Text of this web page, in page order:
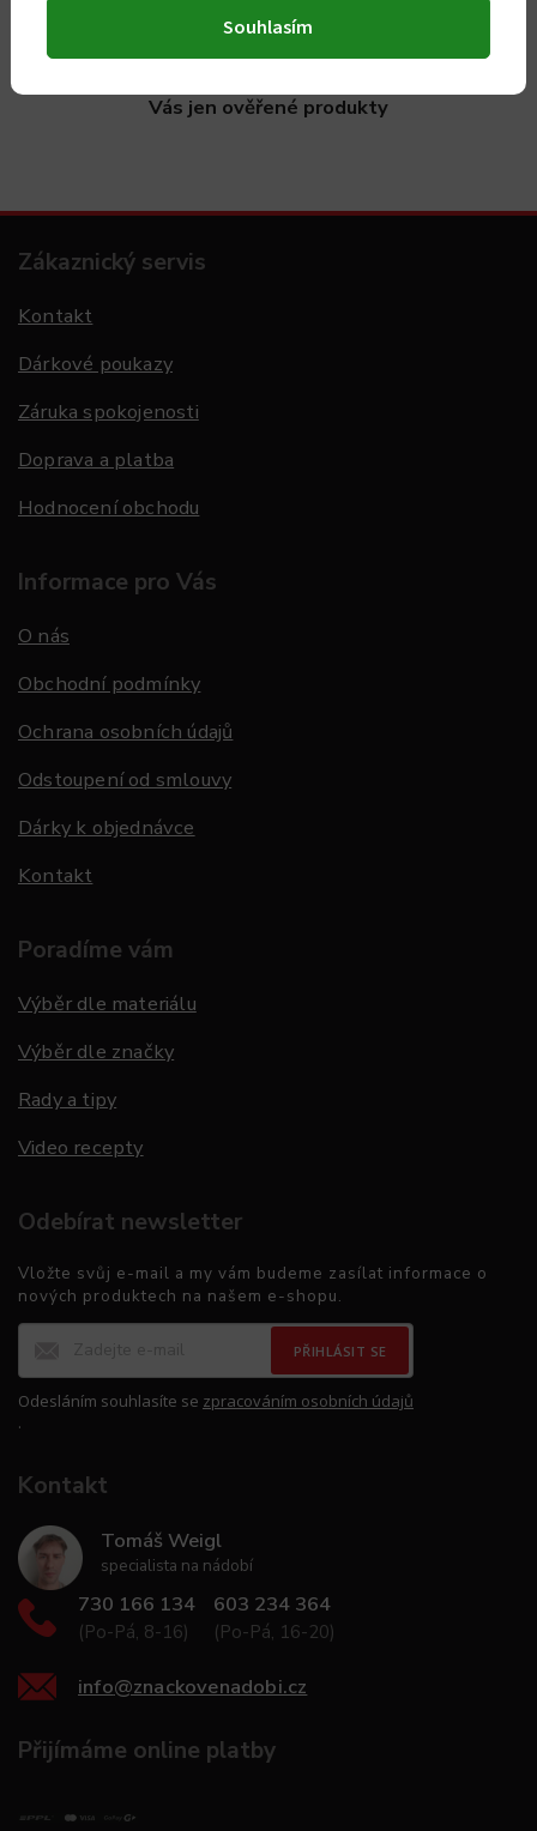
Souhlasím
Vás jen ověřené produkty
Zákaznický servis
Kontakt
Dárkové poukazy
Záruka spokojenosti
Doprava a platba
Hodnocení obchodu
Informace pro Vás
O nás
Obchodní podmínky
Ochrana osobních údajů
Odstoupení od smlouvy
Dárky k objednávce
Kontakt
Poradíme vám
Výběr dle materiálu
Výběr dle značky
Rady a tipy
Video recepty
Odebírat newsletter
Vložte svůj e-mail a my vám budeme zasílat informace o
nových produktech na našem e-shopu.
PŘIHLÁSIT SE
Odesláním souhlasíte se zpracováním osobních údajů
.
Kontakt
Tomáš Weigl
specialista na nádobí
730 166 134
(Po-Pá, 8-16)
603 234 364
(Po-Pá, 16-20)
info@znackovenadobi.cz
Přijímáme online platby